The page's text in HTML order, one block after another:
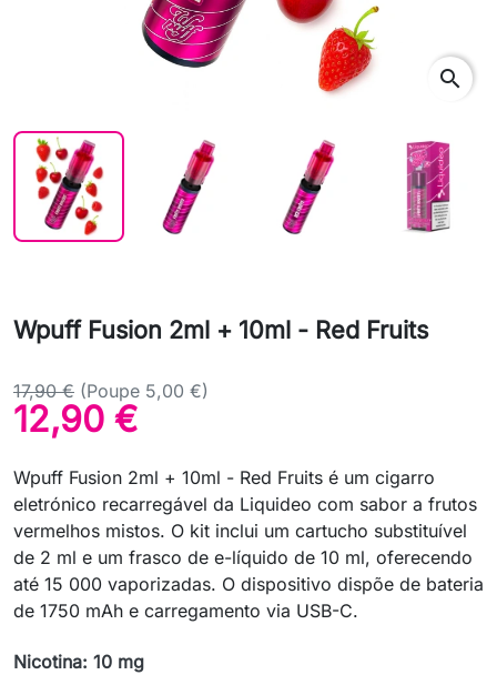
search
Wpuff Fusion 2ml + 10ml - Red Fruits
17,90 € (Poupe 5,00 €)
12,90 €
Wpuff Fusion 2ml + 10ml - Red Fruits é um cigarro
eletrónico recarregável da Liquideo com sabor a frutos
vermelhos mistos. O kit inclui um cartucho substituível
de 2 ml e um frasco de e-líquido de 10 ml, oferecendo
até 15 000 vaporizadas. O dispositivo dispõe de bateria
de 1750 mAh e carregamento via USB-C.
Nicotina: 10 mg